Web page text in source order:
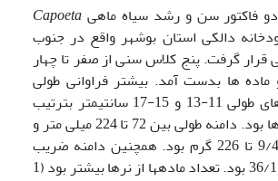
فاکتور سن و رشد سیاه ماهی Capoeta
دالکی استان بوشهر واقع در جنوب
قرار گرفت. پنج کلاس سنی از صفر تا چهار
ها بدست آمد. بیشتر فراوانی طولی
متعلق به کلاس های طولی 11-13 و 15-17 سانتی­متر بترتیب
برای نرها و ماده ها بود. دامنه طولی بین 72 تا 224 میلی متر و
دامنه وزنی بین 9/4 تا 226 گرم بود. همچنین دامنه ضریب
چاقی بین 68/0 تا 36/1 بود. تعداد ماده­ها از نرها بیشتر بود (1